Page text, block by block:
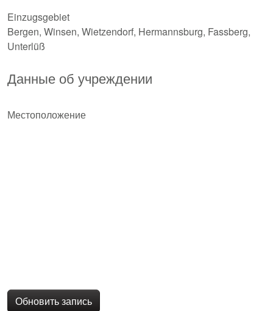
Einzugsgebiet
Bergen, Winsen, Wietzendorf, Hermannsburg, Fassberg,
Unterlüß
Данные об учреждении
Местоположение
Обновить запись